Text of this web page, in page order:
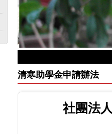
清寒助學金申請辦法
社團法